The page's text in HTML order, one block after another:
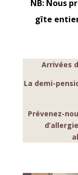
NB: Nous
gîte
Arrivées
La demi-
Prévenez-